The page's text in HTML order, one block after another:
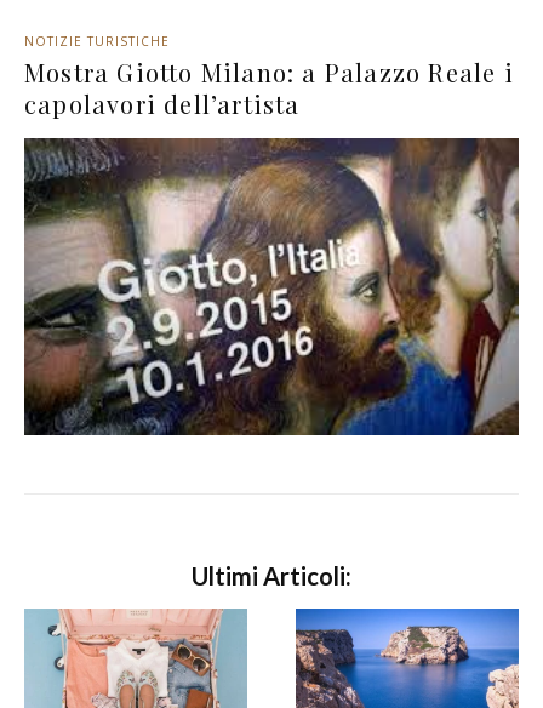
NOTIZIE TURISTICHE
Mostra Giotto Milano: a Palazzo Reale i
capolavori dell’artista
Ultimi Articoli: